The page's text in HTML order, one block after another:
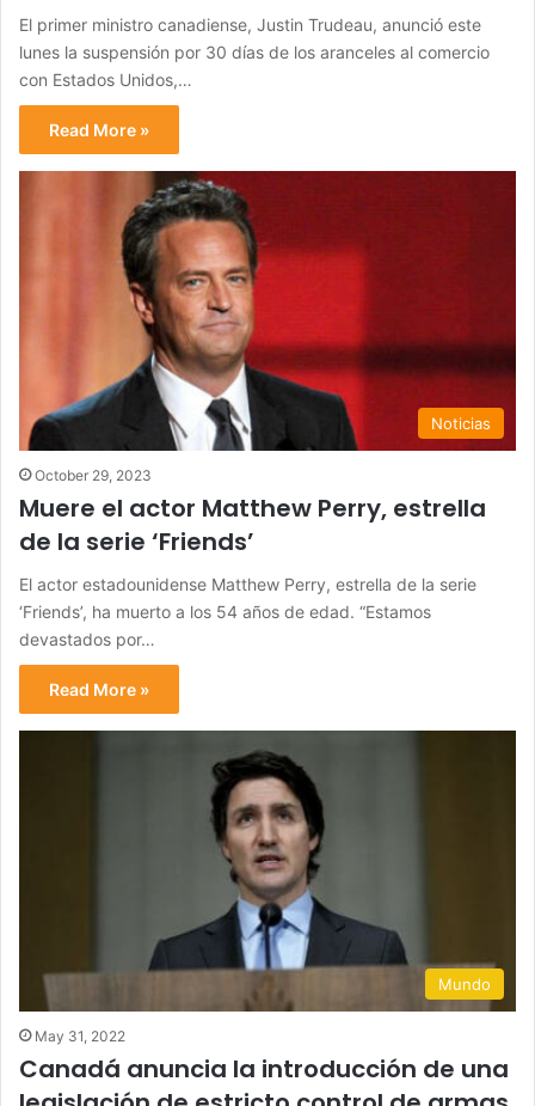
El primer ministro canadiense, Justin Trudeau, anunció este
lunes la suspensión por 30 días de los aranceles al comercio
con Estados Unidos,…
Read More »
Noticias
October 29, 2023
Muere el actor Matthew Perry, estrella
de la serie ‘Friends’
El actor estadounidense Matthew Perry, estrella de la serie
‘Friends’, ha muerto a los 54 años de edad. “Estamos
devastados por…
Read More »
Mundo
May 31, 2022
Canadá anuncia la introducción de una